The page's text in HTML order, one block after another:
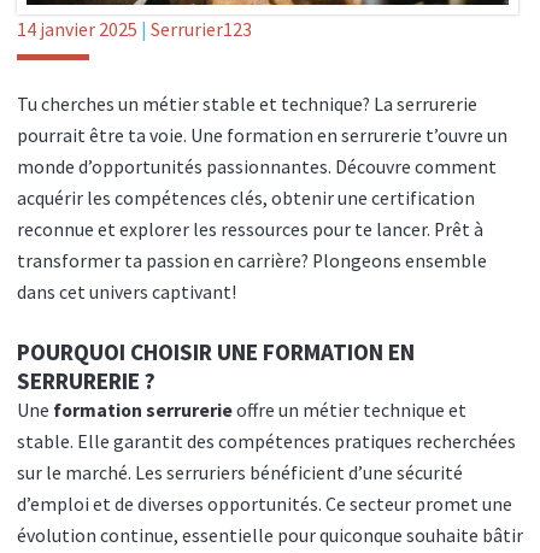
14 janvier 2025 Serrurier123
Tu cherches un métier stable et technique? La serrurerie
pourrait être ta voie. Une formation en serrurerie t’ouvre un
monde d’opportunités passionnantes. Découvre comment
acquérir les compétences clés, obtenir une certification
reconnue et explorer les ressources pour te lancer. Prêt à
transformer ta passion en carrière? Plongeons ensemble
dans cet univers captivant!
POURQUOI CHOISIR UNE FORMATION EN
SERRURERIE ?
Une formation serrurerieoffre un métier technique et
stable. Elle garantit des compétences pratiques recherchées
sur le marché. Les serruriers bénéficient d’une sécurité
d’emploi et de diverses opportunités. Ce secteur promet une
évolution continue, essentielle pour quiconque souhaite bâtir